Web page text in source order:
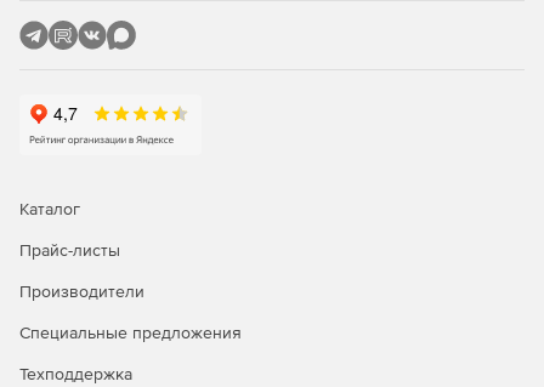
по выполнению работ в рамках портфеля проектов /
проекта / части проекта / задания / задачи.
межнациональном формате обмена данными (IFC),
содержащих компоненты информационной модели,
средствами системы.
в виде трансмитталов – пакетов передачи
файлов.
Каталог
Прайс-листы
Производители
Специальные предложения
Техподдержка